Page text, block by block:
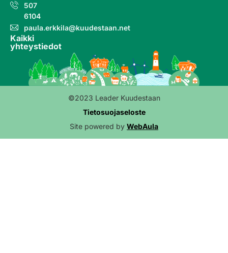
507
6104
paula.erkkila@kuudestaan.net
Kaikki
yhteystiedot
©2023 Leader Kuudestaan
Tietosuojaseloste
Site powered by WebAula